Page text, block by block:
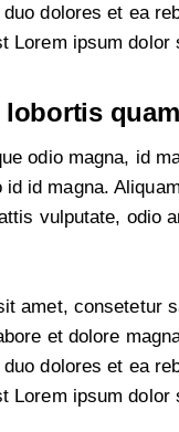
dolores et ea
Lorem ipsum dolor
quam
odio magna, id
id id magna.
vulputate, odio
amet, consetetur
et dolore
dolores et ea
Lorem ipsum dolor